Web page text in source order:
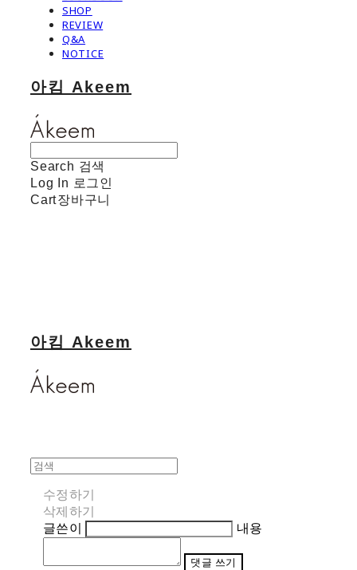
SHOP
REVIEW
Q&A
NOTICE
아킴 Akeem
Search 검색
Log In 로그인
Cart장바구니
아킴 Akeem
수정하기
삭제하기
글쓴이
내용
댓글 쓰기